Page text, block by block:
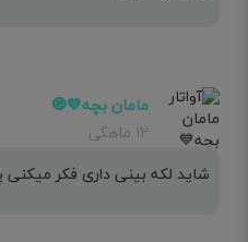
مامان بچه💙🧿
۱۲ ماهگی
شاید لکه بینی داری فکر میکنی